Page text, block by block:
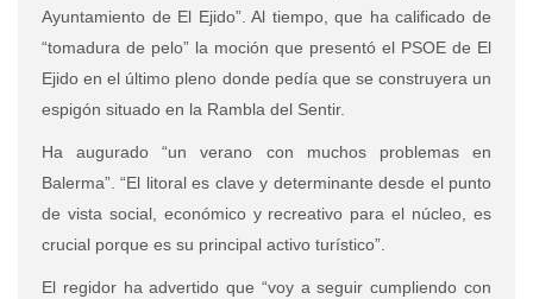
Ayuntamiento de El Ejido”. Al tiempo, que ha calificado de
“tomadura de pelo” la moción que presentó el PSOE de El
Ejido en el último pleno donde pedía que se construyera un
espigón situado en la Rambla del Sentir.
Ha augurado “un verano con muchos problemas en
Balerma”. “El litoral es clave y determinante desde el punto
de vista social, económico y recreativo para el núcleo, es
crucial porque es su principal activo turístico”.
El regidor ha advertido que “voy a seguir cumpliendo con